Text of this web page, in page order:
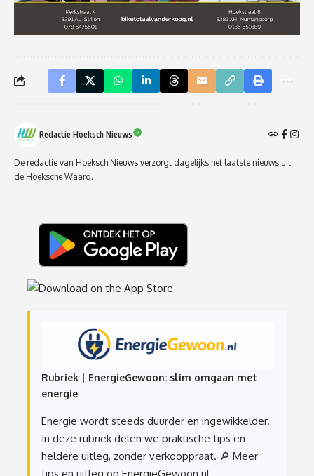
Redactie Hoeksch Nieuws
De redactie van Hoeksch Nieuws verzorgt dagelijks het laatste nieuws uit
de Hoeksche Waard.
Rubriek | EnergieGewoon: slim omgaan met
energie
Energie wordt steeds duurder en ingewikkelder.
In deze rubriek delen we praktische tips en
heldere uitleg, zonder verkooppraat. 🔎 Meer
tips en uitleg op EnergieGewoon.nl